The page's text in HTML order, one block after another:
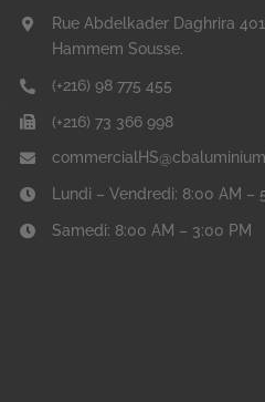
Rue Abdelkader Daghrira
Hammem Sousse.
(+216) 98 775 455
(+216) 73 366 998
Lundi – Vendredi: 8:00 AM –
Samedi: 8:00 AM – 3:00 PM